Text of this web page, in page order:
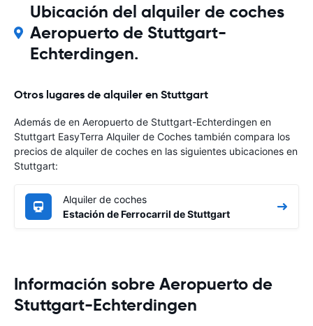
Ubicación del alquiler de coches
Aeropuerto de Stuttgart-
Echterdingen.
Otros lugares de alquiler en Stuttgart
Además de en Aeropuerto de Stuttgart-Echterdingen en
Stuttgart EasyTerra Alquiler de Coches también compara los
precios de alquiler de coches en las siguientes ubicaciones en
Stuttgart:
Alquiler de coches
Estación de Ferrocarril de Stuttgart
Información sobre Aeropuerto de
Stuttgart-Echterdingen